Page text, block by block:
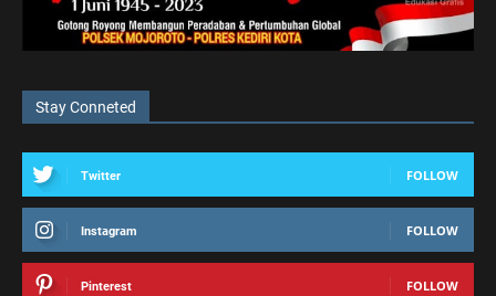
Stay Conneted
Twitter FOLLOW
Instagram FOLLOW
Pinterest FOLLOW